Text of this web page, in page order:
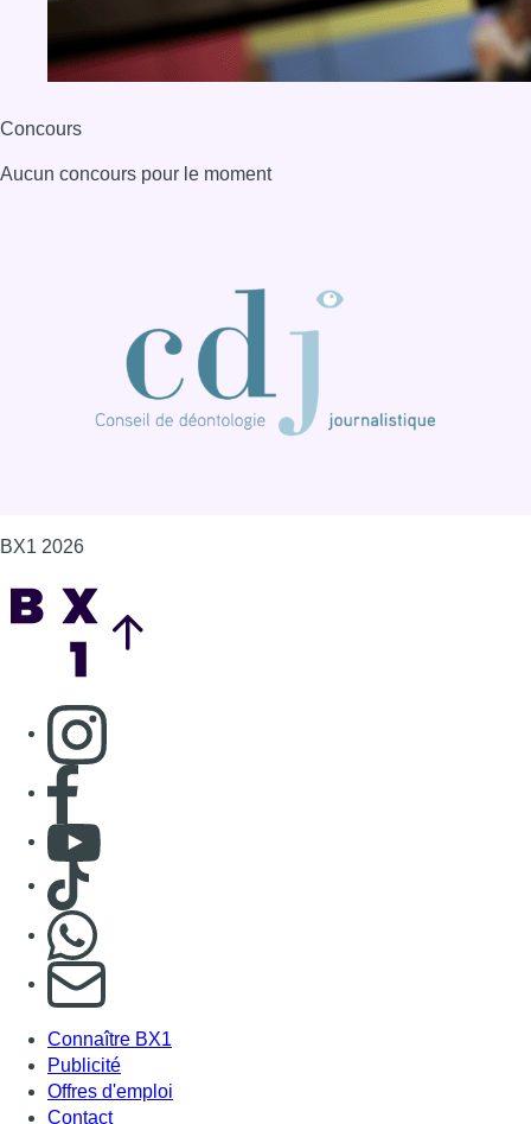
Concours
Aucun concours pour le moment
BX1 2026
Consulter page Instagram
Consulter page Facebook
Consulter Youtube
Consulter TikTok
S'abonner à notre newsletter
Connaître BX1
Publicité
Offres d'emploi
Contact